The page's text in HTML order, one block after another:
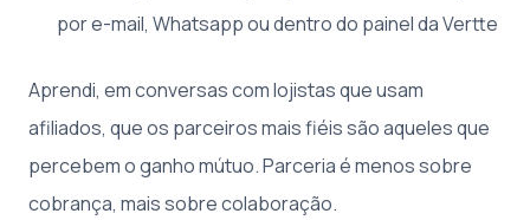
por e-mail, Whatsapp ou dentro do painel da Vertte
Aprendi, em conversas com lojistas que usam
afiliados, que os parceiros mais fiéis são aqueles que
percebem o ganho mútuo. Parceria é menos sobre
cobrança, mais sobre colaboração.